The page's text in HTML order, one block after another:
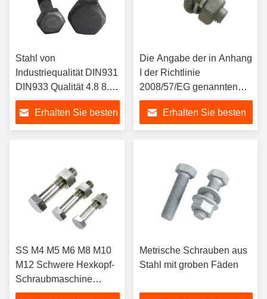
Stahl von
Industriequalität DIN931
DIN933 Qualität 4.8 8.8
10.9 12.9 M25 ASTM
A325 Schwere
Hexkopfschrauben und -
Erhalten Sie besten
Die Angabe der in Anhang
I der Richtlinie
2008/57/EG genannten
Anforderungen ist
unbedingt erforderlich.2.1
Hexbolz aus rostfreiem
Draht Typ ISO9001
2008/TS16949 zertifiziert
Erhalten Sie besten
SS M4 M5 M6 M8 M10
M12 Schwere Hexkopf-
Schraubmaschine
Schraube und Nüsse
Metrische Schrauben aus
Stahl mit groben Fäden